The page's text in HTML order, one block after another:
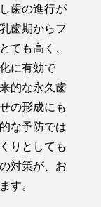
歯の進行が
歯期からフ
ても高く、
に有効で
的な永久歯
の形成にも
な予防では
りとしても
対策が、お
す。